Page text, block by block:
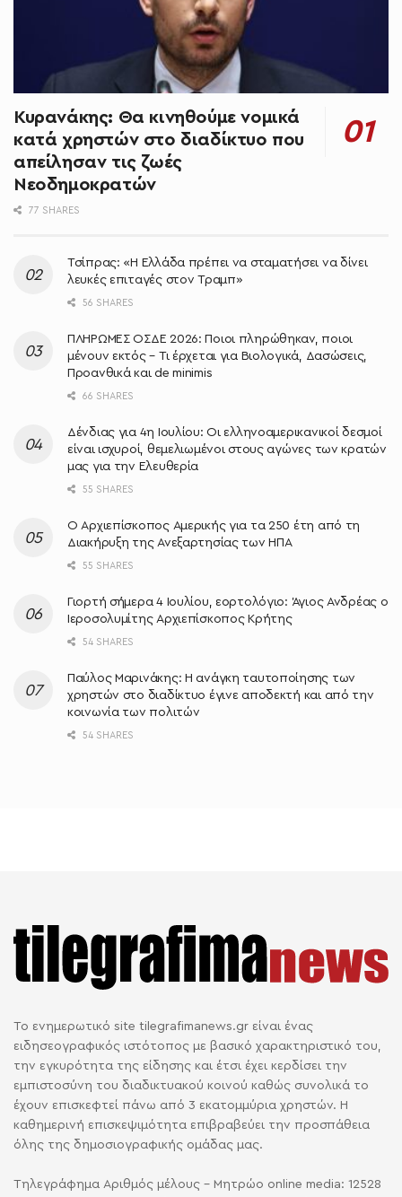
Κυρανάκης: Θα κινηθούμε νομικά
κατά χρηστών στο διαδίκτυο που
απείλησαν τις ζωές
Νεοδημοκρατών
77 SHARES
Τσίπρας: «Η Ελλάδα πρέπει να σταματήσει να δίνει
λευκές επιταγές στον Τραμπ»
56 SHARES
ΠΛΗΡΩΜΕΣ ΟΣΔΕ 2026: Ποιοι πληρώθηκαν, ποιοι
μένουν εκτός – Τι έρχεται για Βιολογικά, Δασώσεις,
Προανθικά και de minimis
66 SHARES
Δένδιας για 4η Ιουλίου: Οι ελληνοαμερικανικοί δεσμοί
είναι ισχυροί, θεμελιωμένοι στους αγώνες των κρατών
μας για την Ελευθερία
55 SHARES
O Αρχιεπίσκοπος Αμερικής για τα 250 έτη από τη
Διακήρυξη της Ανεξαρτησίας των ΗΠΑ
55 SHARES
Γιορτή σήμερα 4 Ιουλίου, εορτολόγιο: Άγιος Ανδρέας ο
Ιεροσολυμίτης Αρχιεπίσκοπος Κρήτης
54 SHARES
Παύλος Μαρινάκης: Η ανάγκη ταυτοποίησης των
χρηστών στο διαδίκτυο έγινε αποδεκτή και από την
κοινωνία των πολιτών
54 SHARES
Το ενημερωτικό site tilegrafimanews.gr είναι ένας
ειδησεογραφικός ιστότοπος με βασικό χαρακτηριστικό του,
την εγκυρότητα της είδησης και έτσι έχει κερδίσει την
εμπιστοσύνη του διαδικτυακού κοινού καθώς συνολικά το
έχουν επισκεφτεί πάνω από 3 εκατομμύρια χρηστών. Η
καθημερινή επισκεψιμότητα επιβραβεύει την προσπάθεια
όλης της δημοσιογραφικής ομάδας μας.
Τηλεγράφημα Αριθμός μέλους - Μητρώο online media: 12528